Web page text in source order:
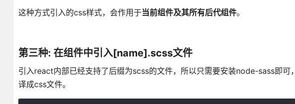
这种方式引入的css样式，会作用于当前组件及其所有后代组件。
第三种: 在组件中引入[name].scss文件
引入react内部已经支持了后缀为scss的文件，所以只需要安装node-sass即
译成css文件。